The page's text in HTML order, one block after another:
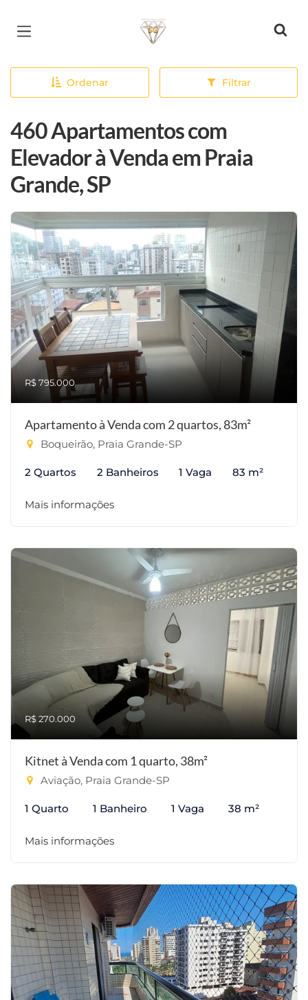
Página inicial
Ordenar Filtrar
460 Apartamentos com
Elevador à Venda em Praia
Grande, SP
R$ 795.000
Apartamento à Venda com 2 quartos, 83m²
Boqueirão, Praia Grande-SP
2 Quartos 2 Banheiros 1 Vaga 83 m²
Mais informações
R$ 270.000
Kitnet à Venda com 1 quarto, 38m²
Aviação, Praia Grande-SP
1 Quarto 1 Banheiro 1 Vaga 38 m²
Mais informações